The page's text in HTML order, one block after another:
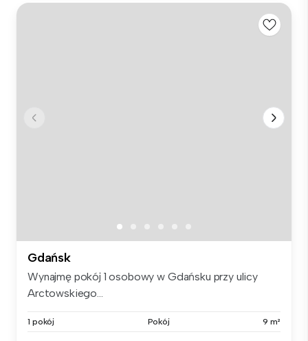
Gdańsk
Wynajmę pokój 1 osobowy w Gdańsku przy ulicy
Arctowskiego...
1 pokój Pokój 9 m²